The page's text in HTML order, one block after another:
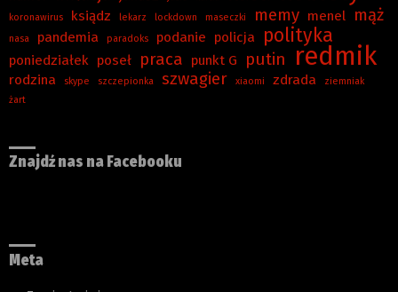
koronawirus ksiądz lekarz lockdown maseczki memy menel mąż
nasa pandemia paradoks podanie policja polityka
poniedziałek poseł praca punkt G putin redmik
rodzina skype szczepionka szwagier xiaomi zdrada
ziemniak
żart
Znajdź nas na Facebooku
Meta